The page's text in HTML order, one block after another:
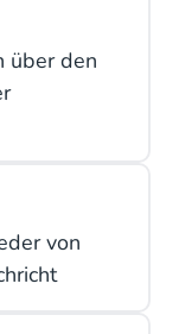
über den
von